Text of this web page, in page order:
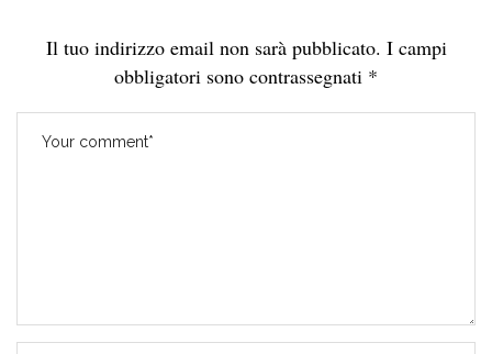
Il tuo indirizzo email non sarà pubblicato. I campi
obbligatori sono contrassegnati *